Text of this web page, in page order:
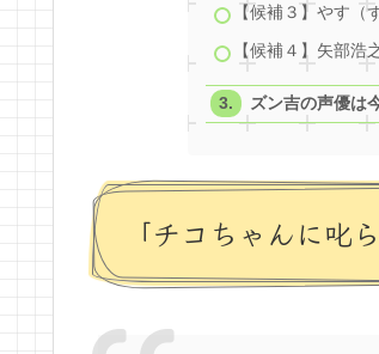
【候補３】やす（
【候補４】矢部浩
ズン吉の声優は
「チコちゃんに叱